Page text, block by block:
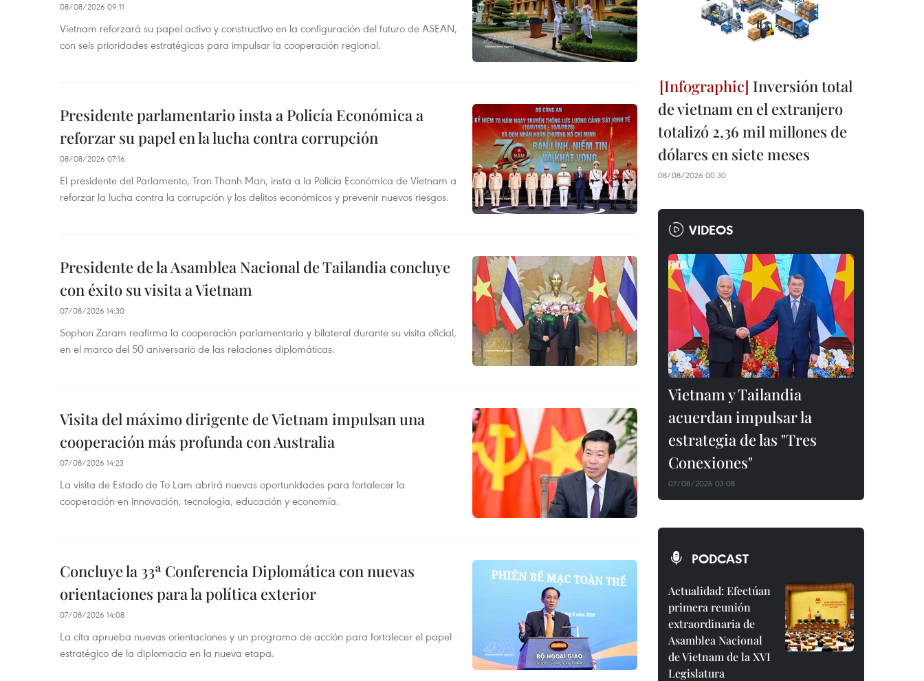
08/08/2026 09:11
Vietnam reforzará su papel activo y constructivo en la configuración del futuro de ASEAN,
con seis prioridades estratégicas para impulsar la cooperación regional.
Presidente parlamentario insta a Policía Económica a
reforzar su papel en la lucha contra corrupción
08/08/2026 07:16
El presidente del Parlamento, Tran Thanh Man, insta a la Policía Económica de Vietnam a
reforzar la lucha contra la corrupción y los delitos económicos y prevenir nuevos riesgos.
Presidente de la Asamblea Nacional de Tailandia concluye
con éxito su visita a Vietnam
07/08/2026 14:30
Sophon Zaram reafirma la cooperación parlamentaria y bilateral durante su visita oficial,
en el marco del 50 aniversario de las relaciones diplomáticas.
Visita del máximo dirigente de Vietnam impulsan una
cooperación más profunda con Australia
07/08/2026 14:23
La visita de Estado de To Lam abrirá nuevas oportunidades para fortalecer la
cooperación en innovación, tecnología, educación y economía.
Concluye la 33ª Conferencia Diplomática con nuevas
orientaciones para la política exterior
07/08/2026 14:08
La cita aprueba nuevas orientaciones y un programa de acción para fortalecer el papel
estratégico de la diplomacia en la nueva etapa.
Inversión total
de vietnam en el extranjero
totalizó 2,36 mil millones de
dólares en siete meses
08/08/2026 00:30
VIDEOS
Vietnam y Tailandia
acuerdan impulsar la
estrategia de las "Tres
Conexiones"
07/08/2026 03:08
PODCAST
Actualidad: Efectúan
primera reunión
extraordinaria de
Asamblea Nacional
de Vietnam de la XVI
Legislatura